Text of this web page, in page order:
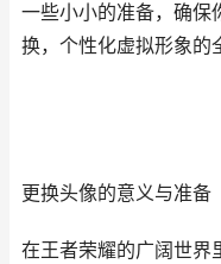
一些小小的准备，确保
换，个性化虚拟形象的
更换头像的意义与准备
在王者荣耀的广阔世界